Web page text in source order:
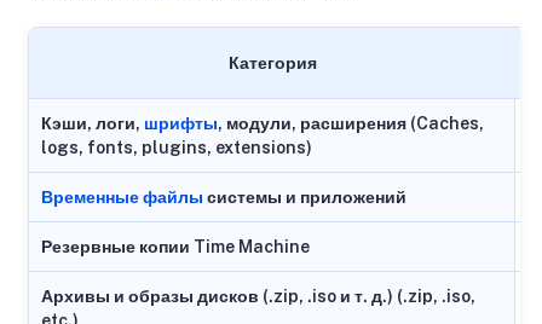
Категория
Кэши, логи, шрифты, модули, расширения (Caches,
logs, fonts, plugins, extensions)
Временные файлы системы и приложений
Резервные копии Time Machine
Архивы и образы дисков (.zip, .iso и т. д.) (.zip, .iso,
etc.)